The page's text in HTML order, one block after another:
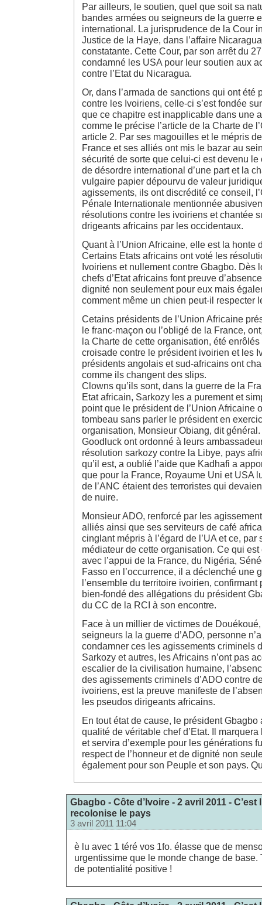
Par ailleurs, le soutien, quel que soit sa
bandes armées ou seigneurs de la guerre
international. La jurisprudence de la Cour
Justice de la Haye, dans l’affaire
constatante. Cette Cour, par son arrêt du
condamné les USA pour leur soutien aux
contre l’Etat du Nicaragua.
Or, dans l’armada de sanctions qui ont été
contre les Ivoiriens, celle-ci s’est fondée
que ce chapitre est inapplicable dans une
comme le précise l’article de la Charte de
article 2. Par ses magouilles et le mépris
France et ses alliés ont mis le bazar au
sécurité de sorte que celui-ci est devenu le
de désordre international d’une part et la
vulgaire papier dépourvu de valeur
agissements, ils ont discrédité ce conseil,
Pénale Internationale mentionnée
résolutions contre les ivoiriens et chantée
drigeants africains par les occidentaux.
Quant à l’Union Africaine, elle est la honte
Certains Etats africains ont voté les
Ivoiriens et nullement contre Gbagbo. Dès
chefs d’Etat africains font preuve
dignité non seulement pour eux mais
comment même un chien peut-il respecter
Cetains présidents de l’Union Africaine
le franc-maçon ou l’obligé de la France,
la Charte de cette organisation, été
croisade contre le président ivoirien et les
présidents angolais et sud-africains ont
comme ils changent des slips.
Clowns qu’ils sont, dans la guerre de la
Etat africain, Sarkozy les a purement et
point que le président de l’Union Africaine
tombeau sans parler le président en
organisation, Monsieur Obiang, dit
Goodluck ont ordonné à leurs
résolution sarkozy contre la Libye, pays
qu’il est, a oublié l’aide que Kadhafi a
que pour la France, Royaume Uni et USA
de l’ANC étaient des terroristes qui
de nuire.
Monsieur ADO, renforcé par les
alliés ainsi que ses serviteurs de café
cinglant mépris à l’égard de l’UA et ce, par
médiateur de cette organisation. Ce qui
avec l’appui de la France, du Nigéria,
Fasso en l’occurrence, il a déclenché une
l’ensemble du territoire ivoirien, confirmant
bien-fondé des allégations du président
du CC de la RCI à son encontre.
Face à un millier de victimes de
seigneurs la la guerre d’ADO, personne
condamner ces les agissements criminels
Sarkozy et autres, les Africains n’ont pas
escalier de la civilisation humaine,
des agissements criminels d’ADO contre
ivoiriens, est la preuve manifeste de
les pseudos dirigeants africains.
En tout état de cause, le président Gbagbo
qualité de véritable chef d’Etat. Il marquera
et servira d’exemple pour les générations
respect de l’honneur et de dignité non
également pour son Peuple et son pays.
Gbagbo - Côte d’Ivoire - 2 avril 2011 -
recolonise le pays
3 avril 2011 11:04
è lu avec 1 téré vos 1fo. élasse que de
urgentissime que le monde change de base.
de potentialité positive !